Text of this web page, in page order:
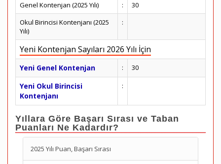
Genel Kontenjan (2025 Yılı)
:
30
Okul Birincisi Kontenjanı (2025
Yılı)
:
Yeni Kontenjan Sayıları 2026 Yılı İçin
Yeni Genel Kontenjan : 30
Yeni Okul Birincisi
Kontenjanı
:
Yıllara Göre Başarı Sırası ve Taban
Puanları Ne Kadardır?
2025 Yılı Puan, Başarı Sırası